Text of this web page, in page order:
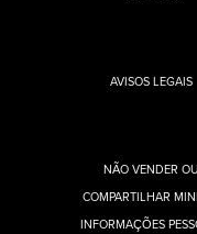
AVISOS LEGAIS
NÃO VENDER OU
COMPARTILHAR
INFORMAÇÕES